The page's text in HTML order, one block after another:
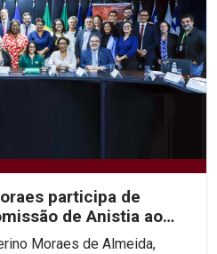
participa de
de Anistia ao
Moraes de Almeida,